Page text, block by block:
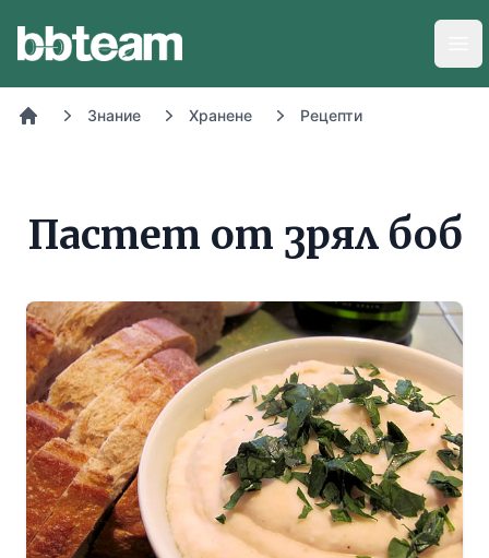
Знание Хранене Рецепти
Пастет от зрял боб